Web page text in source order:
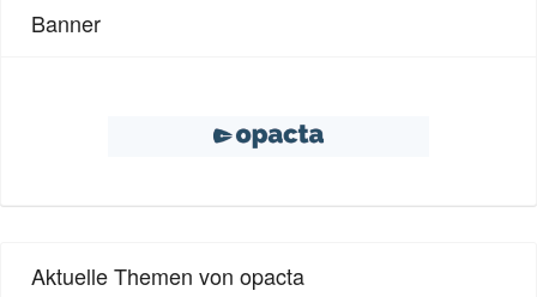
Banner
Aktuelle Themen von opacta